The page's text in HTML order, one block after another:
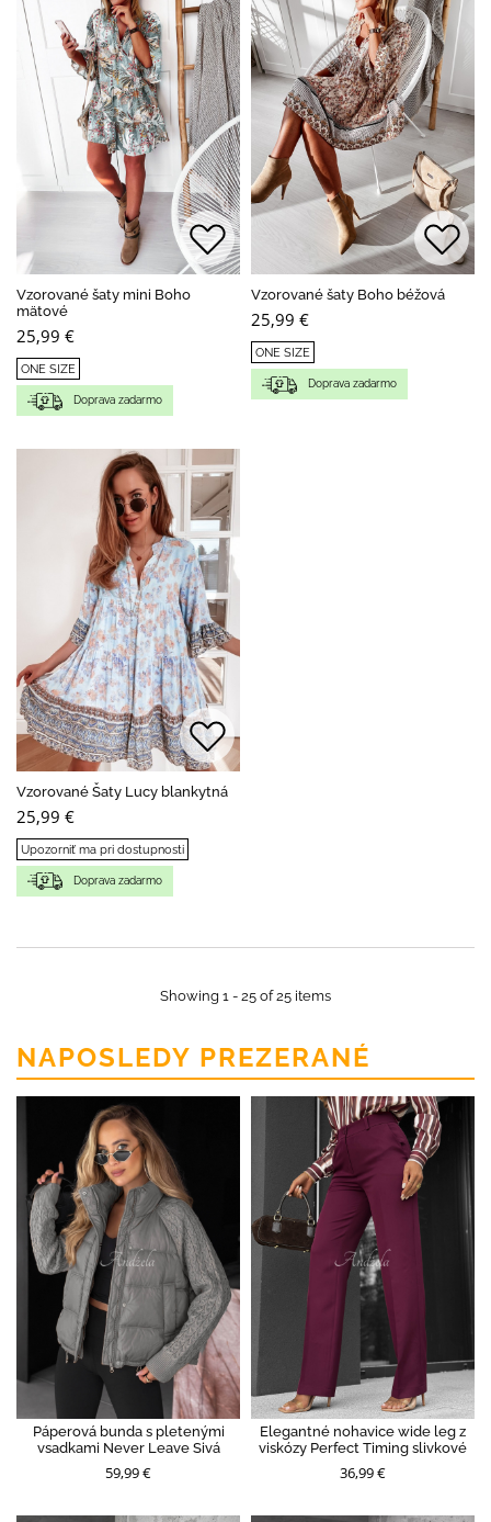
Vzorované šaty mini Boho
mätové
25,99 €
ONE SIZE
Doprava zadarmo
Vzorované šaty Boho béžová
25,99 €
ONE SIZE
Doprava zadarmo
Vzorované Šaty Lucy blankytná
25,99 €
Upozorniť ma pri dostupnosti
Doprava zadarmo
Showing 1 - 25 of 25 items
NAPOSLEDY PREZERANÉ
Páperová bunda s pletenými
vsadkami Never Leave Sivá
59,99 €
Elegantné nohavice wide leg z
viskózy Perfect Timing slivkové
36,99 €